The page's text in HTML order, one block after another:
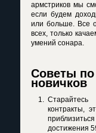
армстриков мы
если будем
или больше. Все
всех, только
умений сонара.
Советы
новичков
контракты,
достижения